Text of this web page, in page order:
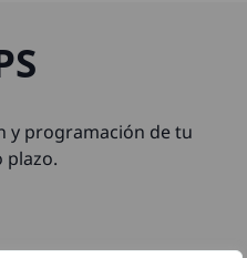
y programación de tu
plazo.